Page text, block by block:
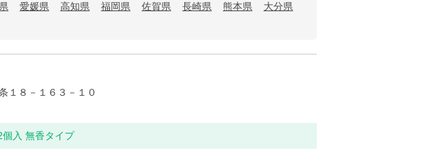
愛媛県 高知県 福岡県 佐賀県 長崎県 熊本県
大分県
１８－１６３－１０
個入 無香タイプ